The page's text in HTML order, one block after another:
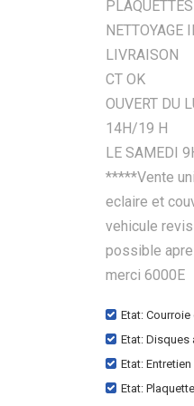
NETTOYAGE
LIVRAISON
CT OK
OUVERT DU
14H/19 H
LE SAMEDI
*****Vente
eclaire et
vehicule
possible
merci 6000E
Etat:
Etat: Disques
Etat:
Etat: